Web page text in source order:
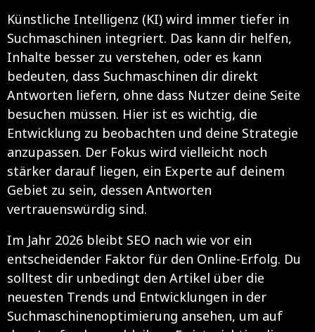
Künstliche Intelligenz (KI) wird immer tiefer in
Suchmaschinen integriert. Das kann dir helfen,
Inhalte besser zu verstehen, oder es kann
bedeuten, dass Suchmaschinen dir direkt
Antworten liefern, ohne dass Nutzer deine Seite
besuchen müssen. Hier ist es wichtig, die
Entwicklung zu beobachten und deine Strategie
anzupassen. Der Fokus wird vielleicht noch
stärker darauf liegen, ein Experte auf deinem
Gebiet zu sein, dessen Antworten
vertrauenswürdig sind.
Im Jahr 2026 bleibt SEO nach wie vor ein
entscheidender Faktor für den Online-Erfolg. Du
solltest dir unbedingt den Artikel über die
neuesten Trends und Entwicklungen in der
Suchmaschinenoptimierung ansehen, um auf